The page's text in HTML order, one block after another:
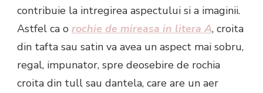
contribuie la intregirea aspectului si a imaginii.
Astfel ca o rochie de mireasa in litera A, croita
din tafta sau satin va avea un aspect mai sobru,
regal, impunator, spre deosebire de rochia
croita din tull sau dantela, care are un aer